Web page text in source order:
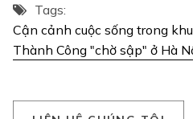
Tags:
Cận cảnh cuộc sống trong
Thành Công "chờ sập" ở Hà